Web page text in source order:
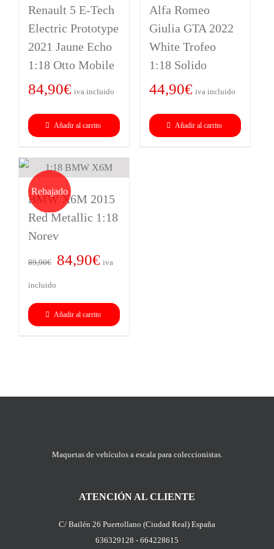
Renault 5 E-Tech
Electric Prototype
2021 Jaune Echo
1:18 Otto Mobile
84,90€ iva incluido
Añadir al carrito
Alfa Romeo
Giulia GTA 2022
White Trofeo
1:18 Solido
44,90€ iva incluido
Añadir al carrito
Rebajado
BMW X6M 2015
Red Metallic 1:18
Norev
89,90€
El
89,90€.
84,90€
84,90€.
iva
incluido
Añadir al carrito
Maquetas de vehículos a escala para coleccionistas.
ATENCIÓN AL CLIENTE
C/ Bailén 26 Puertollano (Ciudad Real) España
636329128 - 664228615